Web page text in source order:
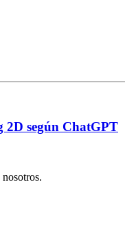
2D según ChatGPT